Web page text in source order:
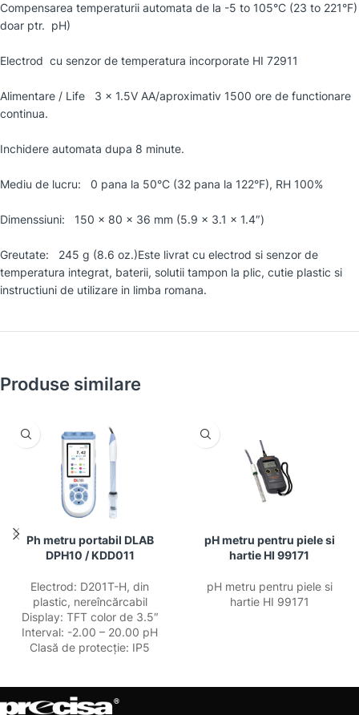
Compensarea temperaturii automata de la -5 to 105°C (23 to 221°F)
doar ptr. pH)
Electrod cu senzor de temperatura incorporate HI 72911
Alimentare / Life 3 x 1.5V AA/aproximativ 1500 ore de functionare
continua.
Inchidere automata dupa 8 minute.
Mediu de lucru: 0 pana la 50°C (32 pana la 122°F), RH 100%
Dimenssiuni: 150 x 80 x 36 mm (5.9 x 3.1 x 1.4″)
Greutate: 245 g (8.6 oz.)Este livrat cu electrod si senzor de
temperatura integrat, baterii, solutii tampon la plic, cutie plastic si
instructiuni de utilizare in limba romana.
Produse similare
Ph metru portabil DLAB
DPH10 / KDD011
Electrod: D201T-H, din
plastic, nereîncărcabil
Display: TFT color de 3.5″
Interval: -2.00 – 20.00 pH
Clasă de protecție: IP5
pH metru pentru piele si
hartie HI 99171
pH metru pentru piele si
hartie HI 99171